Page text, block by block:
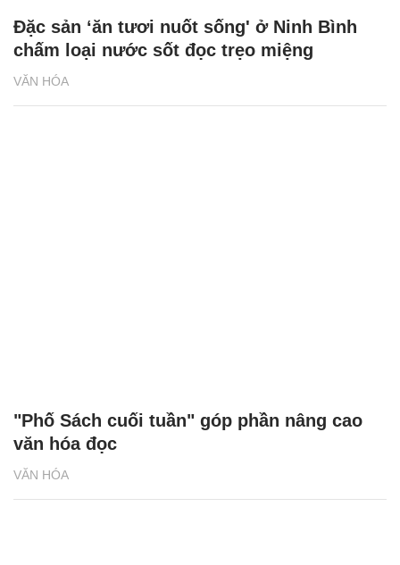
VĂN HÓA
Đặc sản ‘ăn tươi nuốt sống' ở Ninh Bình
chấm loại nước sốt đọc trẹo miệng
VĂN HÓA
"Phố Sách cuối tuần" góp phần nâng cao
văn hóa đọc